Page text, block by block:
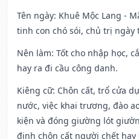
Tên ngày: Khuê Mộc Lang -
tinh con chó sói, chủ trị ngày
Nên làm: Tốt cho nhập học,
hay ra đi cầu công danh.
Kiêng cữ: Chôn cất, trổ cửa
nước, việc khai trương, đào
kiện và đóng giường lót
định chôn cất người chết